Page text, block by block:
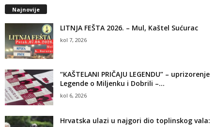
Najnovije
LITNJA FEŠTA 2026. – Mul, Kaštel Sućurac
kol 7, 2026
“KAŠTELANI PRIČAJU LEGENDU” – uprizorenje
Legende o Miljenku i Dobrili –...
kol 6, 2026
Hrvatska ulazi u najgori dio toplinskog vala: